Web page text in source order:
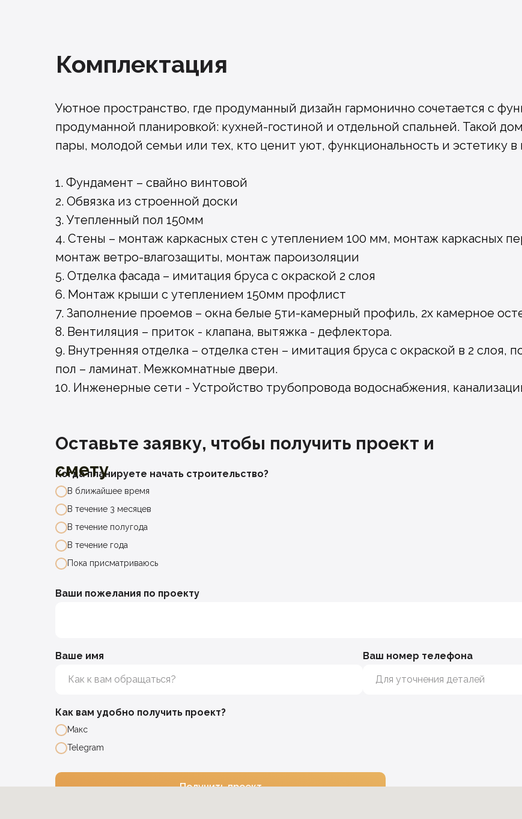
Когда планируете начать строительство?
В ближайшее время
В течение 3 месяцев
В течение полугода
В течение года
Пока присматриваюсь
Ваши пожелания по проекту
Ваше имя Ваш номер телефона
Как вам удобно получить проект?
Макс
Telegram
Получить проект
Оставьте заявку, чтобы получить проект и
смету
Уютное пространство, где продуманный дизайн гармонично сочетается с
продуманной планировкой: кухней-гостиной и отдельной спальней. Такой
пары, молодой семьи или тех, кто ценит уют, функциональность и эстетику в
1. Фундамент – свайно винтовой
2. Обвязка из строенной доски
3. Утепленный пол 150мм
4. Стены – монтаж каркасных стен с утеплением 100 мм, монтаж каркасных
монтаж ветро-влагозащиты, монтаж пароизоляции
5. Отделка фасада – имитация бруса с окраской 2 слоя
6. Монтаж крыши с утеплением 150мм профлист
7. Заполнение проемов – окна белые 5ти-камерный профиль, 2х камерное
8. Вентиляция – приток - клапана, вытяжка - дефлектора.
9. Внутренняя отделка – отделка стен – имитация бруса с окраской в 2 слоя,
пол – ламинат. Межкомнатные двери.
10. Инженерные сети - Устройство трубопровода водоснабжения,
Комплектация